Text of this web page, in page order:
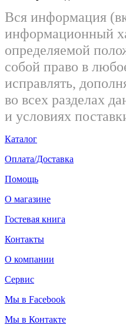
Вся информация
информационный
определяемой
собой право в
исправлять,
во всех разделах
и условиях
Каталог
Оплата/Доставка
Помощь
О магазине
Гостевая книга
Контакты
О компании
Сервис
Мы в Facebook
Мы в Контакте